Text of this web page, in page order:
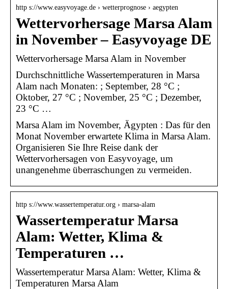
http s://www.easyvoyage.de › wetterprognose › aegypten
Wettervorhersage Marsa Alam
in November – Easyvoyage DE
Wettervorhersage Marsa Alam in November
Durchschnittliche Wassertemperaturen in Marsa
Alam nach Monaten: ; September, 28 °C ;
Oktober, 27 °C ; November, 25 °C ; Dezember,
23 °C …
Marsa Alam im November, Ägypten : Das für den
Monat November erwartete Klima in Marsa Alam.
Organisieren Sie Ihre Reise dank der
Wettervorhersagen von Easyvoyage, um
unangenehme überraschungen zu vermeiden.
http s://www.wassertemperatur.org › marsa-alam
Wassertemperatur Marsa
Alam: Wetter, Klima &
Temperaturen …
Wassertemperatur Marsa Alam: Wetter, Klima &
Temperaturen Marsa Alam